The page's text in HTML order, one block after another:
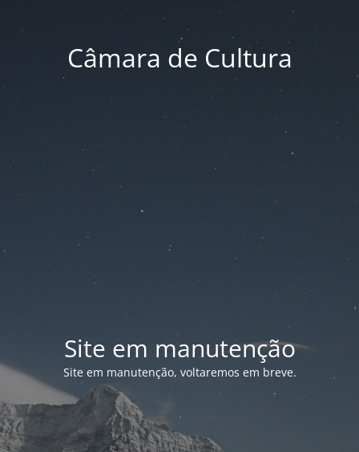
Câmara de Cultura
Site em manutenção
Site em manutenção, voltaremos em breve.